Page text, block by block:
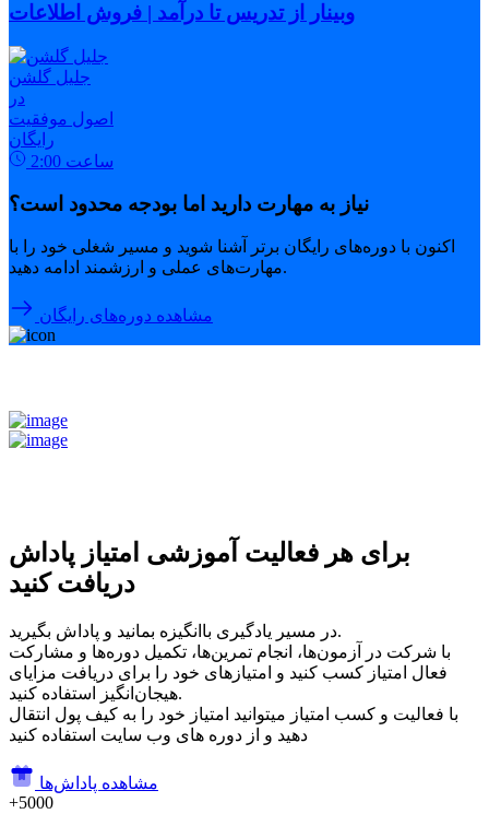
وبینار از تدریس تا درآمد | فروش اطلاعات
جلیل گلشن
در
اصول موفقیت
رایگان
2:00 ساعت
نیاز به مهارت دارید اما بودجه محدود است؟
اکنون با دوره‌های رایگان برتر آشنا شوید و مسیر شغلی خود را با
مهارت‌های عملی و ارزشمند ادامه دهید.
مشاهده دوره‌های رایگان
برای هر فعالیت آموزشی امتیاز پاداش
دریافت کنید
در مسیر یادگیری باانگیزه بمانید و پاداش بگیرید.
با شرکت در آزمون‌ها، انجام تمرین‌ها، تکمیل دوره‌ها و مشارکت
فعال امتیاز کسب کنید و امتیازهای خود را برای دریافت مزایای
هیجان‌انگیز استفاده کنید.
با فعالیت و کسب امتیاز میتوانید امتیاز خود را به کیف پول انتقال
دهید و از دوره های وب سایت استفاده کنید
مشاهده پاداش‌ها
+5000